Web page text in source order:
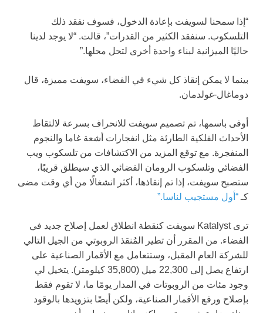
“إذا سمحنا لسويفت بإعادة الدخول، فسوف نفقد ذلك
التلسكوب. سنفقد الكثير من القدرات”، قالت. “لا يوجد لدينا
حاليًا الميزانية لبناء واحدة أخرى لتحل محلها.”
بينما لا يمكن إنقاذ كل شيء في الفضاء، سويفت مميزة، قال
دوماغال-غولدمان.
أوفى باسمها، تم تصميم سويفت للانحراف بسرعة لالتقاط
الأحداث الفلكية الطارئة مثل انفجارات أشعة غاما والنجوم
المنفجرة. مع توقع المزيد من الاكتشافات من تلسكوب ويب
الفضائي وتلسكوب الرومان الفضائي الذي سيطلق قريبًا،
ستصبح سويفت، إذا تم إنقاذها، أكثر انشغالًا من أي وقت مضى
كـ “أول مستجيب لناسا.”
ترى Katalyst سويفت كنقطة انطلاق لعمل إصلاح جديد في
الفضاء. من المقرر أن تطير المُنقذ الروبوتي من الجيل التالي
للشركة العام المقبل، وستتعامل مع الأقمار الصناعية على
ارتفاع يصل إلى 22,300 ميل (35,800 كيلومتر). يتخيل لي
وجود مئات من الروبوتات في المدار يومًا ما، لا تقوم فقط
بإصلاح ورفع الأقمار الصناعية، ولكن أيضًا بتزويدها بالوقود